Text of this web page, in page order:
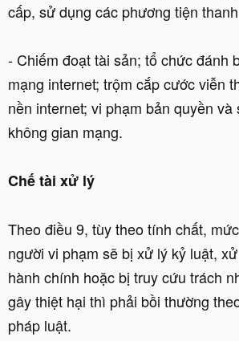
cấp, sử dụng các phương tiện
- Chiếm đoạt tài sản; tổ chức đánh
mạng internet; trộm cắp cước viễn
nền internet; vi phạm bản quyền
không gian mạng.
Chế tài xử lý
Theo điều 9, tùy theo tính chất,
người vi phạm sẽ bị xử lý kỷ luật,
hành chính hoặc bị truy cứu trách
gây thiệt hại thì phải bồi thường
pháp luật.